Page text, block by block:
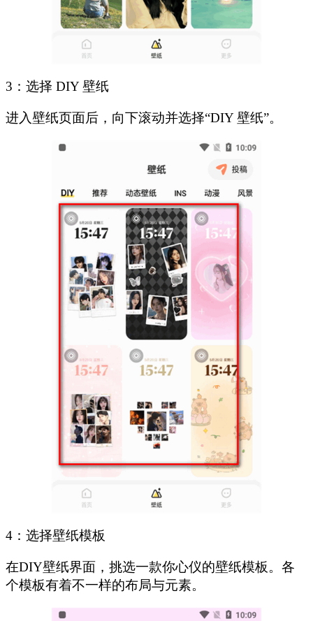
3：选择 DIY 壁纸
进入壁纸页面后，向下滚动并选择“DIY 壁纸”。
4：选择壁纸模板
在DIY壁纸界面，挑选一款你心仪的壁纸模板。各
个模板有着不一样的布局与元素。